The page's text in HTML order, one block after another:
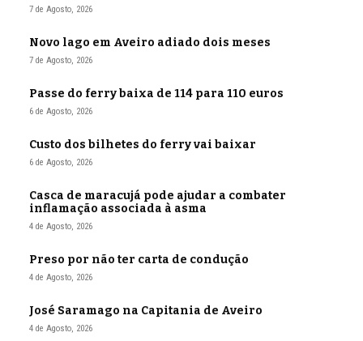
7 de Agosto, 2026
Novo lago em Aveiro adiado dois meses
7 de Agosto, 2026
Passe do ferry baixa de 114 para 110 euros
6 de Agosto, 2026
Custo dos bilhetes do ferry vai baixar
6 de Agosto, 2026
Casca de maracujá pode ajudar a combater
inflamação associada à asma
4 de Agosto, 2026
Preso por não ter carta de condução
4 de Agosto, 2026
José Saramago na Capitania de Aveiro
4 de Agosto, 2026